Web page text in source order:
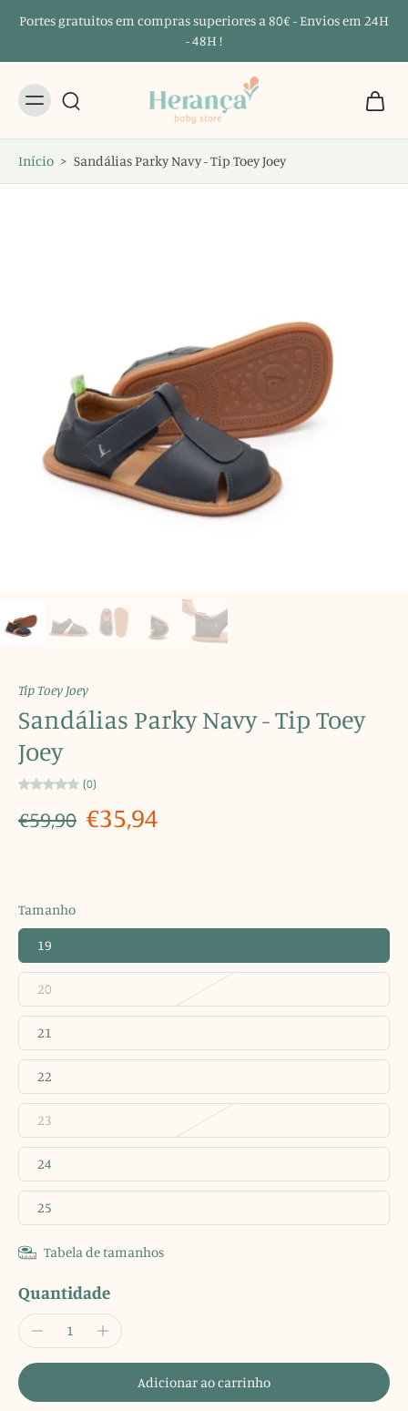
Portes gratuitos em compras superiores a 80€ - Envios em 24H
- 48H !
Início > Sandálias Parky Navy - Tip Toey Joey
Tip Toey Joey
Sandálias Parky Navy - Tip Toey
Joey
(0)
€59,90 €35,94
Tamanho
19
20
21
22
23
24
25
Tabela de tamanhos
Quantidade
Adicionar ao carrinho